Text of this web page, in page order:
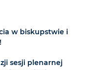
w biskupstwie i
sesji plenarnej